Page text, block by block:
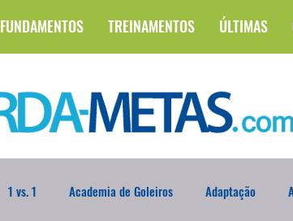
FUNDAMENTOS TREINAMENTOS ÚLTIMAS
1 vs. 1 Academia de Goleiros Adaptação